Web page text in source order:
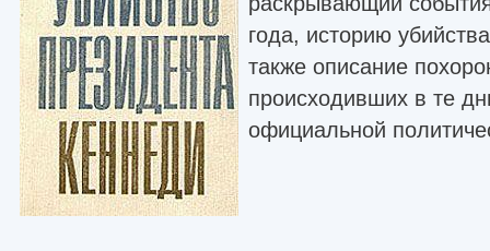
года, историю
также описание
происходивших в те
официальной